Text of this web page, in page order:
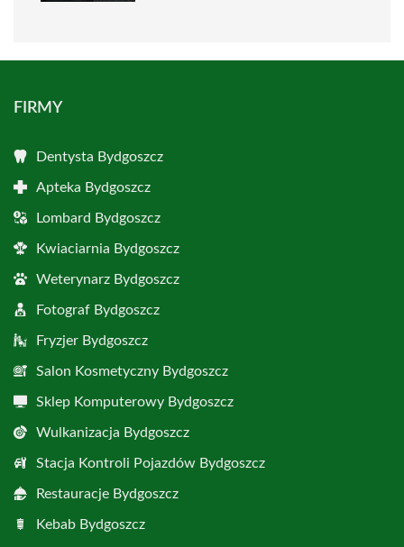
FIRMY
Dentysta Bydgoszcz
Apteka Bydgoszcz
Lombard Bydgoszcz
Kwiaciarnia Bydgoszcz
Weterynarz Bydgoszcz
Fotograf Bydgoszcz
Fryzjer Bydgoszcz
Salon Kosmetyczny Bydgoszcz
Sklep Komputerowy Bydgoszcz
Wulkanizacja Bydgoszcz
Stacja Kontroli Pojazdów Bydgoszcz
Restauracje Bydgoszcz
Kebab Bydgoszcz